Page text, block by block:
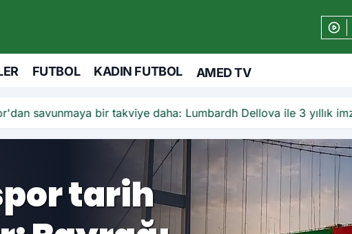
FUTBOL KADIN FUTBOL AMED TV
bir takviye daha: Lumbardh Dellova ile 3 yıllık imza
Boğazı’nda
EA Sports